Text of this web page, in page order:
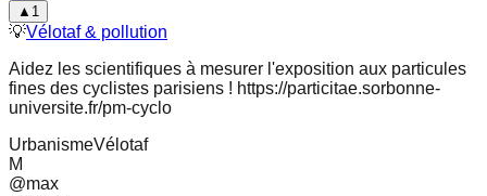
▲ 1
💡Vélotaf & pollution
Aidez les scientifiques à mesurer l'exposition aux particules
fines des cyclistes parisiens ! https://particitae.sorbonne-
universite.fr/pm-cyclo
UrbanismeVélotaf
M
@max